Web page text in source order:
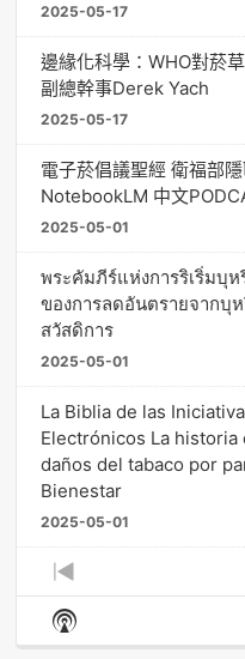
2025-05-17
邊緣化科學：WHO對菸
副總幹事Derek Yach
2025-05-17
電子菸倡議聖經 衛福部
NotebookLM 中文
2025-05-01
พระคัมภีร์แห่งการริเริ่มบุ
ของการลดอันตรายจากบุ
สวัสดิการ
2025-05-01
La Biblia de las
Electrónicos La
daños del tabaco por
Bienestar
2025-05-01
Previous
Episode
Show
Podcast